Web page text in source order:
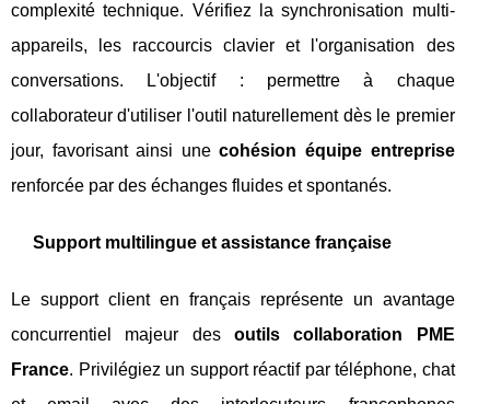
complexité technique. Vérifiez la synchronisation multi-
appareils, les raccourcis clavier et l'organisation des
conversations. L'objectif : permettre à chaque
collaborateur d'utiliser l'outil naturellement dès le premier
jour, favorisant ainsi unecohésion équipe entreprise
renforcée par des échanges fluides et spontanés.
Support multilingue et assistance française
Le support client en français représente un avantage
concurrentiel majeur des outils collaboration PME
France. Privilégiez un support réactif par téléphone, chat